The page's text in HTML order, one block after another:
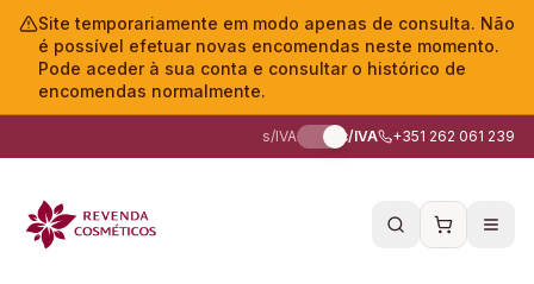
Site temporariamente em modo apenas de consulta. Não
é possível efetuar novas encomendas neste momento.
Pode aceder à sua conta e consultar o histórico de
encomendas normalmente.
s/IVA c/IVA +351 262 061 239